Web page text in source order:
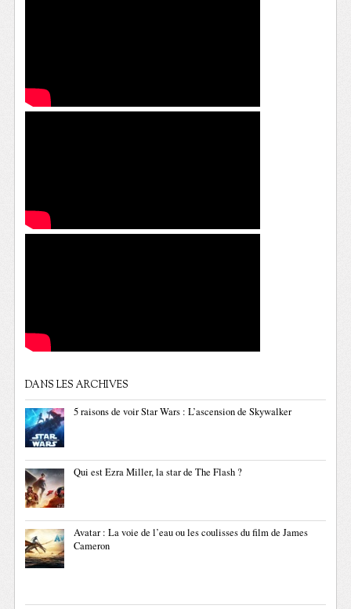
DANS LES ARCHIVES
5 raisons de voir Star Wars : L’ascension de Skywalker
Qui est Ezra Miller, la star de The Flash ?
Avatar : La voie de l’eau ou les coulisses du film de James
Cameron